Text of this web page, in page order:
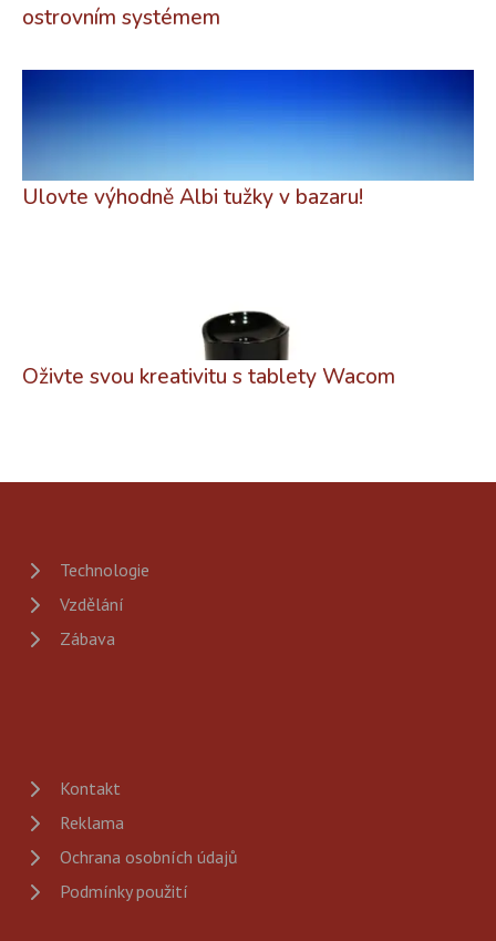
ostrovním systémem
Ulovte výhodně Albi tužky v bazaru!
Oživte svou kreativitu s tablety Wacom
Technologie
Vzdělání
Zábava
Kontakt
Reklama
Ochrana osobních údajů
Podmínky použití